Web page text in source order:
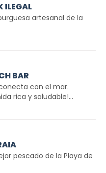
ILEGAL
artesanal de la
BAR
con el mar.
rica y saludable!...
pescado de la Playa de